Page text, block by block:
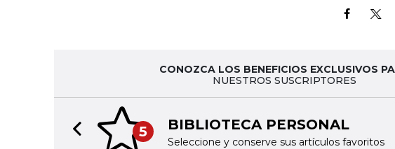
CONOZCA LOS BENEFICIOS EXCLUSIVOS
NUESTROS SUSCRIPTORES
5 BIBLIOTECA PERSONAL
Seleccione y conserve sus artículos favoritos
Previous slide